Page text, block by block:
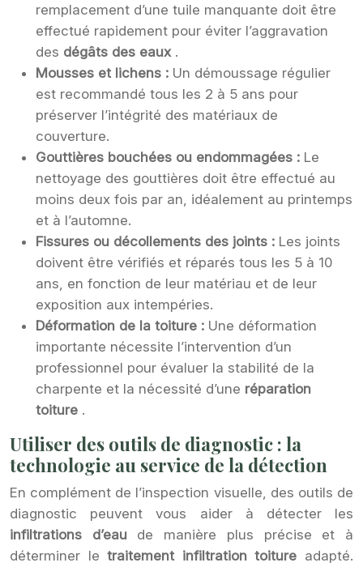
remplacement d’une tuile manquante doit être
effectué rapidement pour éviter l’aggravation
des dégâts des eaux .
Mousses et lichens : Un démoussage régulier
est recommandé tous les 2 à 5 ans pour
préserver l’intégrité des matériaux de
couverture.
Gouttières bouchées ou endommagées : Le
nettoyage des gouttières doit être effectué au
moins deux fois par an, idéalement au printemps
et à l’automne.
Fissures ou décollements des joints : Les joints
doivent être vérifiés et réparés tous les 5 à 10
ans, en fonction de leur matériau et de leur
exposition aux intempéries.
Déformation de la toiture : Une déformation
importante nécessite l’intervention d’un
professionnel pour évaluer la stabilité de la
charpente et la nécessité d’une réparation
toiture .
Utiliser des outils de diagnostic : la
technologie au service de la détection
En complément de l’inspection visuelle, des outils de
diagnostic peuvent vous aider à détecter les
infiltrations d’eau de manière plus précise et à
déterminer letraitement infiltration toiture adapté.